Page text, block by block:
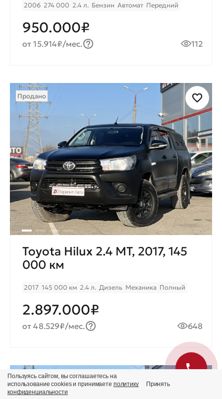
2006 274 000 2.4 л. Бензин Автомат Передний
950.000₽
от 15.914₽/мес. 112
Продано
Toyota Hilux 2.4 МТ, 2017, 145
000 км
2017 145 000 км 2.4 л. Дизель Механика Полный
2.897.000₽
от 48.529₽/мес. 648
Продано
Пользуясь сайтом, вы соглашаетесь на
использование cookies и принимаете политику
конфиденциальности
Принять